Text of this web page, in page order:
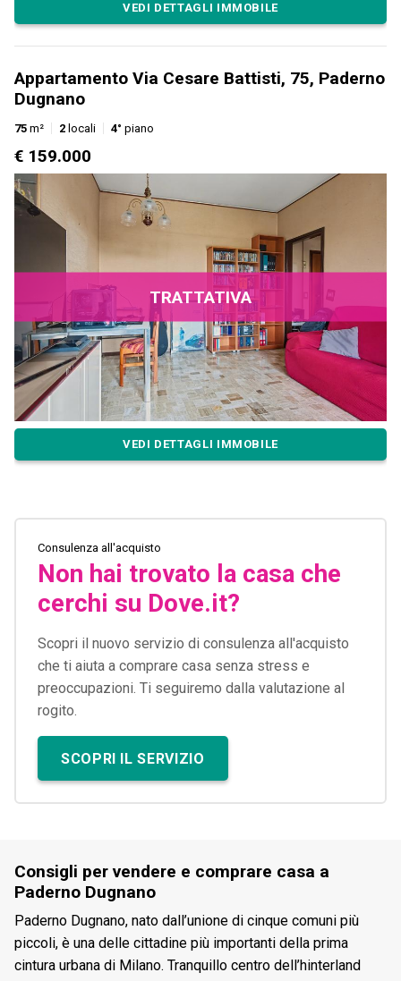
VEDI DETTAGLI IMMOBILE
Appartamento Via Cesare Battisti, 75, Paderno
Dugnano
75 m² 2 locali 4° piano
€ 159.000
TRATTATIVA
VEDI DETTAGLI IMMOBILE
Consulenza all'acquisto
Non hai trovato la casa che
cerchi su Dove.it?
Scopri il nuovo servizio di consulenza all'acquisto
che ti aiuta a comprare casa senza stress e
preoccupazioni. Ti seguiremo dalla valutazione al
rogito.
SCOPRI IL SERVIZIO
Consigli per vendere e comprare casa a
Paderno Dugnano
Paderno Dugnano, nato dall’unione di cinque comuni più
piccoli, è una delle cittadine più importanti della prima
cintura urbana di Milano. Tranquillo centro dell’hinterland